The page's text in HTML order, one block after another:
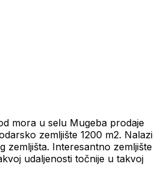
mora u selu Mugeba prodaje
zemljište 1200 m2. Nalazi
zemljišta. Interesantno zemljište
udaljenosti točnije u takvoj